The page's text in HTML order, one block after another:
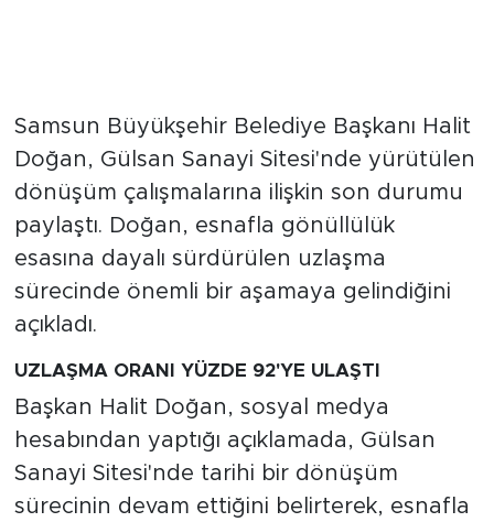
Samsun Büyükşehir Belediye Başkanı Halit
Doğan, Gülsan Sanayi Sitesi'nde yürütülen
dönüşüm çalışmalarına ilişkin son durumu
paylaştı. Doğan, esnafla gönüllülük
esasına dayalı sürdürülen uzlaşma
sürecinde önemli bir aşamaya gelindiğini
açıkladı.
UZLAŞMA ORANI YÜZDE 92'YE ULAŞTI
Başkan Halit Doğan, sosyal medya
hesabından yaptığı açıklamada, Gülsan
Sanayi Sitesi'nde tarihi bir dönüşüm
sürecinin devam ettiğini belirterek, esnafla